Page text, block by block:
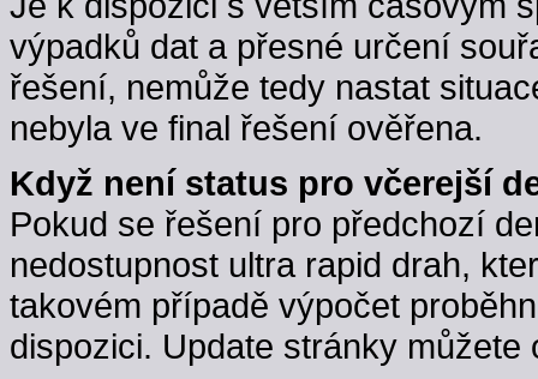
výpadků dat a přesné určení
řešení, nemůže tedy nastat
nebyla ve final řešení ověřena.
Když není status pro včerejší
Pokud se řešení pro předchozí
nedostupnost ultra rapid drah,
takovém případě výpočet
dispozici. Update stránky